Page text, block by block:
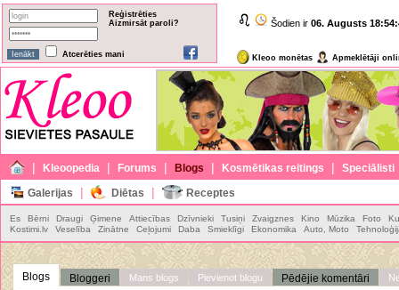
Reģistrēties
Aizmirsāt paroli?
Atcerēties mani
Šodien ir 06. Augusts
Kleoo monētas Apmeklētāji
| Kleoopedia | Forums | Blogs | Kosmētikas reitings | Speciālisti
Galerijas | Diētas | Receptes
Es Bērni Draugi Ģimene Attiecības Dzīvnieki Tusiņi Zvaigznes Kino Mūzika Foto
Kostimi.lv
Veselība Zinātne Ceļojumi Daba Smieklīgi Ekonomika Auto, Moto
Blogs Bloggeri Mans blogs Pievienot blogu Pēdējie komentāri